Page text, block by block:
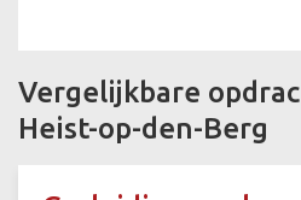
Vergelijkbare
Heist-op-den-Berg